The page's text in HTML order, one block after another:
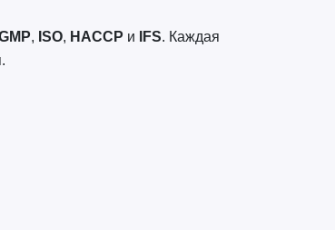
, ISO, HACCP и IFS. Каждая